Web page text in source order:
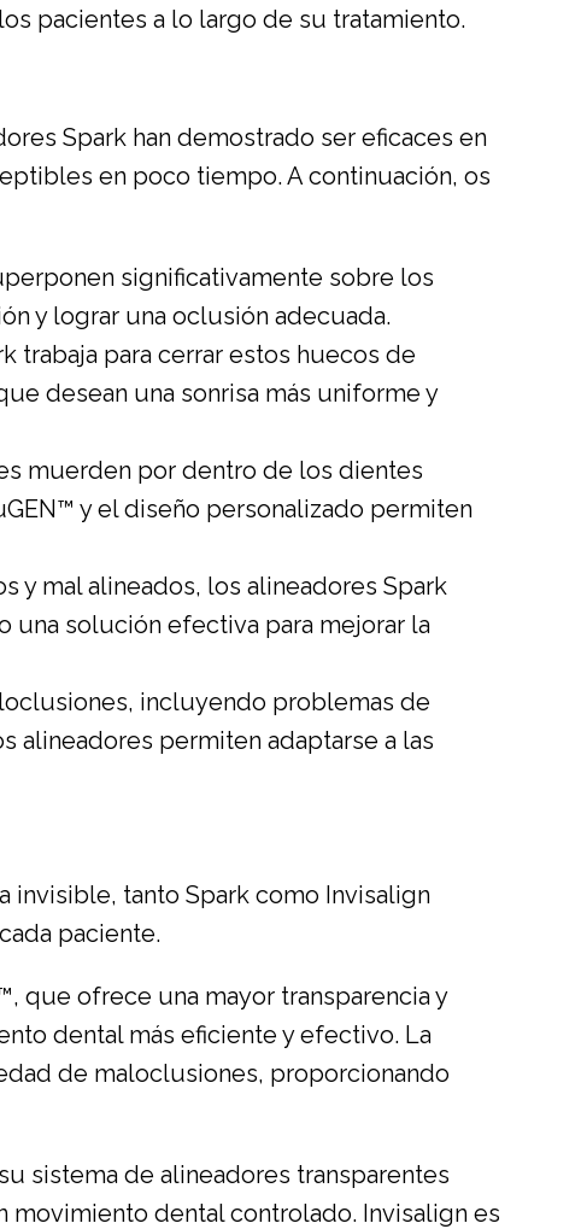
pacientes a lo largo de su tratamiento.
Spark han demostrado ser eficaces en
en poco tiempo. A continuación, os
significativamente sobre los
y lograr una oclusión adecuada.
trabaja para cerrar estos huecos de
desean una sonrisa más uniforme y
muerden por dentro de los dientes
y el diseño personalizado permiten
y mal alineados, los alineadores Spark
una solución efectiva para mejorar la
incluyendo problemas de
alineadores permiten adaptarse a las
invisible, tanto Spark como Invisalign
paciente.
que ofrece una mayor transparencia y
dental más eficiente y efectivo. La
de maloclusiones, proporcionando
sistema de alineadores transparentes
movimiento dental controlado. Invisalign es